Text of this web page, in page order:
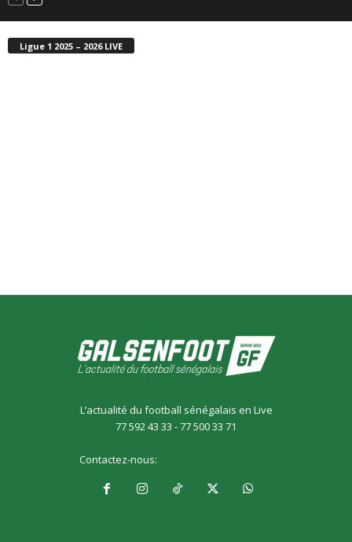
Ligue 1 2025 – 2026 LIVE
L’actualité du football sénégalais en Live
77 592 43 33 - 77 500 33 71
Contactez-nous: